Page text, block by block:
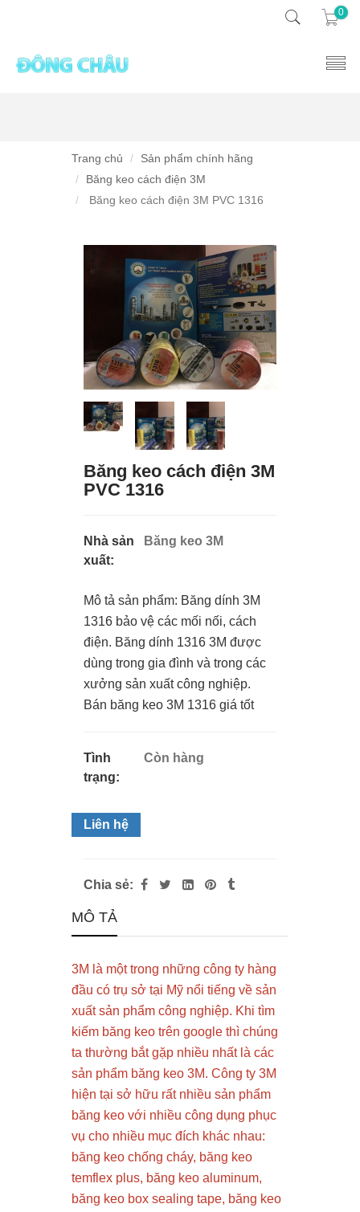
Băng keo cách điện 3M
PVC 1316
Nhà sản
xuất:
Băng keo 3M
Mô tả sản phẩm: Băng dính 3M
1316 bảo vệ các mối nối, cách
điện. Băng dính 1316 3M được
dùng trong gia đình và trong các
xưởng sản xuất công nghiệp.
Bán băng keo 3M 1316 giá tốt
Tình
trạng:
Còn hàng
Liên hệ
Chia sẻ:
MÔ TẢ
3M là một trong những công ty hàng
đầu có trụ sở tại Mỹ nổi tiếng về sản
xuất sản phẩm công nghiệp. Khi tìm
kiếm băng keo trên google thì chúng
ta thường bắt gặp nhiều nhất là các
sản phẩm băng keo 3M. Công ty 3M
hiện tại sở hữu rất nhiều sản phẩm
băng keo với nhiều công dụng phục
vụ cho nhiều mục đích khác nhau:
băng keo chống cháy, băng keo
temflex plus, băng keo aluminum,
băng keo box sealing tape, băng keo
0
Trang chủ
Sản phẩm chính hãng
Băng keo cách điện 3M
Băng keo cách điện 3M PVC 1316